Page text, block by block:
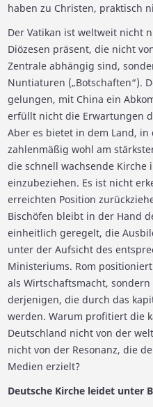
haben zu Christen, praktisch
Der Vatikan ist weltweit nicht
Diözesen präsent, die nicht
Zentrale abhängig sind,
Nuntiaturen („Botschaften“).
gelungen, mit China ein
erfüllt nicht die Erwartungen
Aber es bietet in dem Land,
zahlenmäßig wohl am
die schnell wachsende Kirche
einzubeziehen. Es ist nicht
erreichten Position
Bischöfen bleibt in der Hand
einheitlich geregelt, die
unter der Aufsicht des
Ministeriums. Rom
als Wirtschaftsmacht,
derjenigen, die durch das
werden. Warum profitiert die
Deutschland nicht von der
nicht von der Resonanz, die
Medien erzielt?
Deutsche Kirche leidet unter